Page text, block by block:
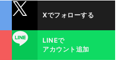
Xでフォローする
LINE
LINEで
アカウント追加